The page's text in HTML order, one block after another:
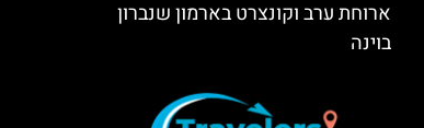
ארוחת ערב וקונצרט בארמון שנברון
בוינה